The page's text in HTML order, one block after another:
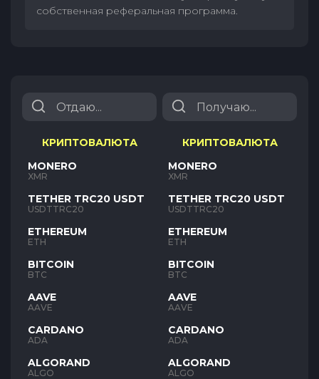
собственная реферальная программа.
КРИПТОВАЛЮТА
MONERO
XMR
TETHER TRC20 USDT
USDTTRC20
ETHEREUM
ETH
BITCOIN
BTC
AAVE
AAVE
CARDANO
ADA
ALGORAND
ALGO
КРИПТОВАЛЮТА
MONERO
XMR
TETHER TRC20 USDT
USDTTRC20
ETHEREUM
ETH
BITCOIN
BTC
AAVE
AAVE
CARDANO
ADA
ALGORAND
ALGO